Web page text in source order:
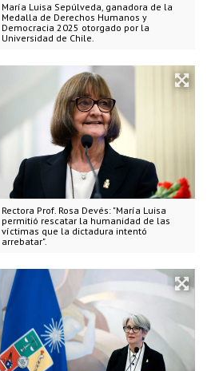
María Luisa Sepúlveda, ganadora de la
Medalla de Derechos Humanos y
Democracia 2025 otorgado por la
Universidad de Chile.
Rectora Prof. Rosa Devés: "María Luisa
permitió rescatar la humanidad de las
víctimas que la dictadura intentó
arrebatar".